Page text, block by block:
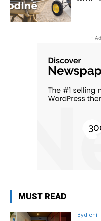
-
MUST READ
Bydlení